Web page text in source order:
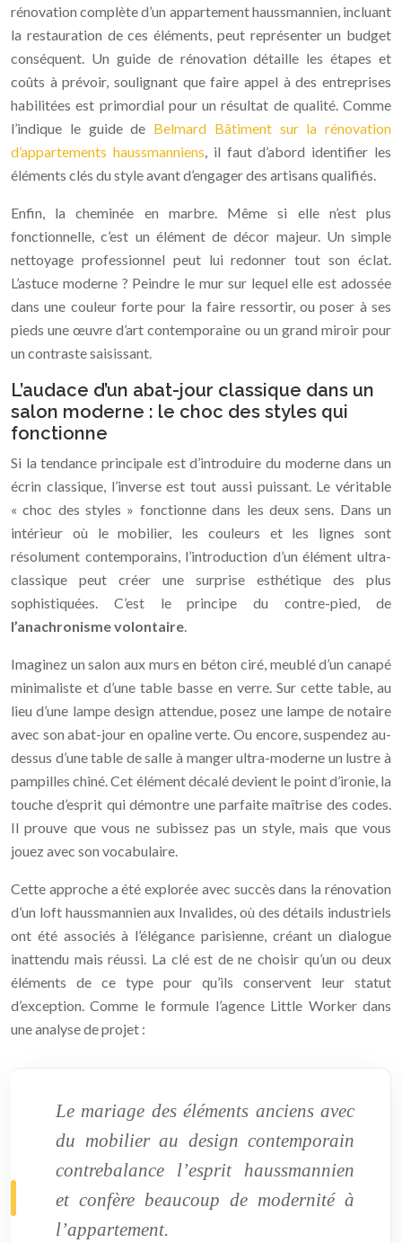
rénovation complète d’un appartement haussmannien, incluant
la restauration de ces éléments, peut représenter un budget
conséquent. Un guide de rénovation détaille les étapes et
coûts à prévoir, soulignant que faire appel à des entreprises
habilitées est primordial pour un résultat de qualité. Comme
l’indique le guide de Belmard Bâtiment sur la rénovation
d’appartements haussmanniens, il faut d’abord identifier les
éléments clés du style avant d’engager des artisans qualifiés.
Enfin, la cheminée en marbre. Même si elle n’est plus
fonctionnelle, c’est un élément de décor majeur. Un simple
nettoyage professionnel peut lui redonner tout son éclat.
L’astuce moderne ? Peindre le mur sur lequel elle est adossée
dans une couleur forte pour la faire ressortir, ou poser à ses
pieds une œuvre d’art contemporaine ou un grand miroir pour
un contraste saisissant.
L’audace d’un abat-jour classique dans un
salon moderne : le choc des styles qui
fonctionne
Si la tendance principale est d’introduire du moderne dans un
écrin classique, l’inverse est tout aussi puissant. Le véritable
« choc des styles » fonctionne dans les deux sens. Dans un
intérieur où le mobilier, les couleurs et les lignes sont
résolument contemporains, l’introduction d’un élément ultra-
classique peut créer une surprise esthétique des plus
sophistiquées. C’est le principe du contre-pied, de
l’anachronisme volontaire.
Imaginez un salon aux murs en béton ciré, meublé d’un canapé
minimaliste et d’une table basse en verre. Sur cette table, au
lieu d’une lampe design attendue, posez une lampe de notaire
avec son abat-jour en opaline verte. Ou encore, suspendez au-
dessus d’une table de salle à manger ultra-moderne un lustre à
pampilles chiné. Cet élément décalé devient le point d’ironie, la
touche d’esprit qui démontre une parfaite maîtrise des codes.
Il prouve que vous ne subissez pas un style, mais que vous
jouez avec son vocabulaire.
Cette approche a été explorée avec succès dans la rénovation
d’un loft haussmannien aux Invalides, où des détails industriels
ont été associés à l’élégance parisienne, créant un dialogue
inattendu mais réussi. La clé est de ne choisir qu’un ou deux
éléments de ce type pour qu’ils conservent leur statut
d’exception. Comme le formule l’agence Little Worker dans
une analyse de projet :
Le mariage des éléments anciens avec
du mobilier au design contemporain
contrebalance l’esprit haussmannien
et confère beaucoup de modernité à
l’appartement.